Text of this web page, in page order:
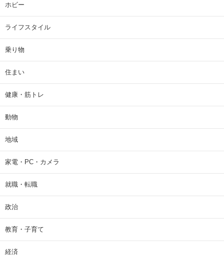
ホビー
ライフスタイル
乗り物
住まい
健康・筋トレ
動物
地域
家電・PC・カメラ
就職・転職
政治
教育・子育て
経済